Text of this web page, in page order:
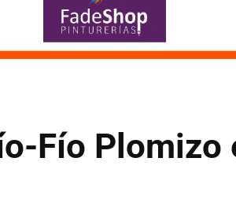
Fío Plomizo